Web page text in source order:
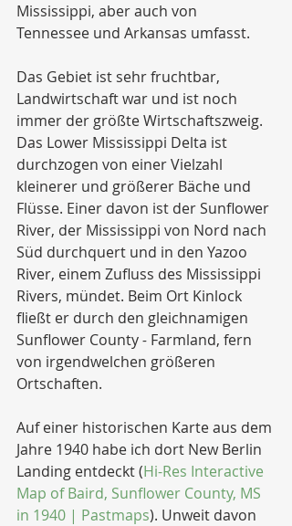
Mississippi, aber auch von
Tennessee und Arkansas umfasst.
Das Gebiet ist sehr fruchtbar,
Landwirtschaft war und ist noch
immer der größte Wirtschaftszweig.
Das Lower Mississippi Delta ist
durchzogen von einer Vielzahl
kleinerer und größerer Bäche und
Flüsse. Einer davon ist der Sunflower
River, der Mississippi von Nord nach
Süd durchquert und in den Yazoo
River, einem Zufluss des Mississippi
Rivers, mündet. Beim Ort Kinlock
fließt er durch den gleichnamigen
Sunflower County - Farmland, fern
von irgendwelchen größeren
Ortschaften.
Auf einer historischen Karte aus dem
Jahre 1940 habe ich dort New Berlin
Landing entdeckt (Hi-Res Interactive
Map of Baird, Sunflower County, MS
in 1940 | Pastmaps). Unweit davon